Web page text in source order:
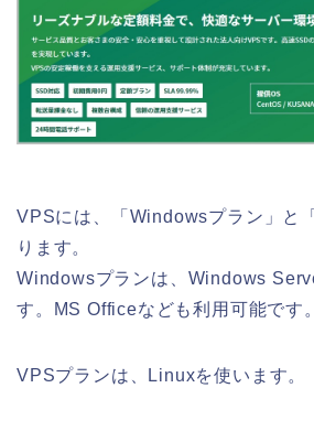
VPSには、「Windowsプラン」と
ります。
Windowsプランは、Windows
す。MS Officeなども利用可能です。
VPSプランは、Linuxを使います。